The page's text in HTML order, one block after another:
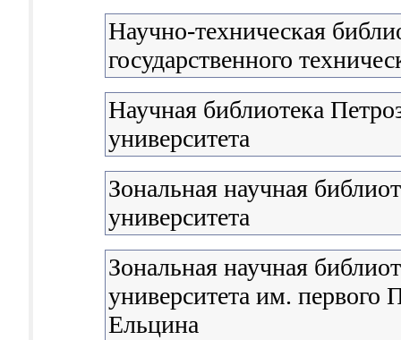
Научно-техническая
государственного
Научная библиотека
университета
Зональная научная
университета
Зональная научная
университета им. первого
Ельцина